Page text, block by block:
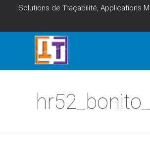
Solutions de Traçabilité, Applications